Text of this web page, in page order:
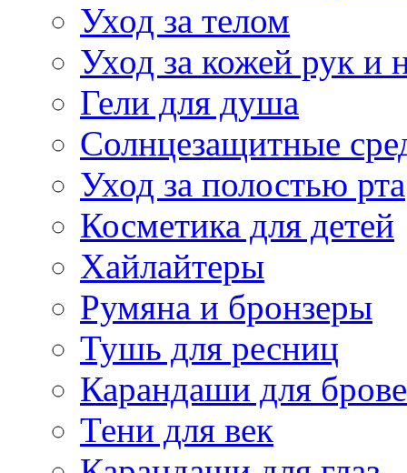
Уход за телом
Уход за кожей рук и
Гели для душа
Солнцезащитные
Уход за полостью рта
Косметика для детей
Хайлайтеры
Румяна и бронзеры
Тушь для ресниц
Карандаши для
Тени для век